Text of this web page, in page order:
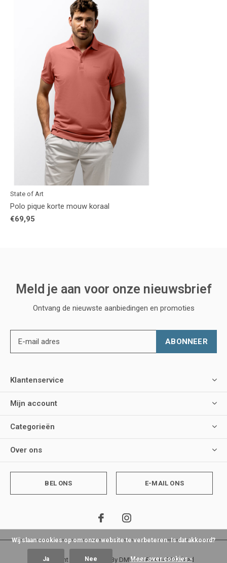
State of Art
Polo pique korte mouw koraal
€69,95
Meld je aan voor onze nieuwsbrief
Ontvang de nieuwste aanbiedingen en promoties
ABONNEER
Klantenservice
Mijn account
Categorieën
Over ons
BEL ONS E-MAIL ONS
© Copyright - Theme By DMWSxPlus+-RSS-feed
Wij slaan cookies op om onze website te verbeteren. Is dat akkoord?
Ja Nee Meer over cookies »